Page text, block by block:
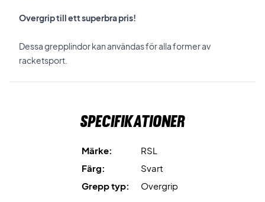
Overgrip till ett superbra pris!
Dessa grepplindor kan användas för alla former av
racketsport.
Specifikationer
Märke:
RSL
Färg:
Svart
Grepp typ:
Overgrip